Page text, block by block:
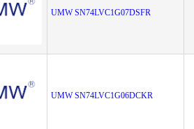
UMW SN74LVC1G07DSFR
UMW SN74LVC1G06DCKR